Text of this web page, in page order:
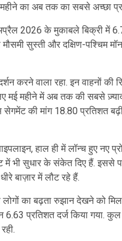
का अब तक का सबसे अच्छा
2026 के मुकाबले बिक्री में
सुस्ती और दक्षिण-पश्चिम
करने वाला रहा. इन वाहनों की
महीने में अब तक की सबसे ज़्यादा
की मांग 18.80 प्रतिशत
हाल ही में लॉन्च हुए नए
भी सुधार के संकेत दिए हैं. इससे
बाज़ार में लौट रहे हैं.
का बढ़ता रुझान देखने को
6.63 प्रतिशत दर्ज किया गया.